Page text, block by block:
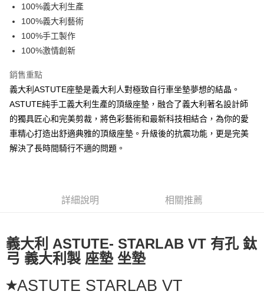
上海商業儲蓄銀行
國泰世華商業銀行
臺灣中小企業銀行
匯豐（台灣）商業銀行
聯邦商業銀行
元大商業銀行
台新國際商業銀行
中國信託商業銀行
台灣樂天信用卡公司
LINE Pay
Apple Pay
街口支付
悠遊付
Google Pay
全盈+PAY
大哥付你分期
相關說明
流程，驗證手機門號後，選擇欲分期的期數、繳款截止日，確認付款後即完
消。如遇「轉專審核」未通過狀況，表示未達大哥付你分期系統評分，恕無
法說明評估內容。
【繳款方式說明】
醒簡訊。
2.透過簡訊連結打開帳單後，可選擇「超商條碼／台灣大直營門市／銀行轉
【關於「AFTEE先享後付」】
１．簡單：不需註冊會員、不需綁卡、不需儲值。
２．便利：只要手機號碼，簡訊認證，即可結帳。
３．安心：先確認商品／服務後，再付款。
１．於結帳方式選擇「AFTEE先享後付」後，將跳轉至「AFTEE先享後付」
運送方式
全家取貨付款
100%義大利生產
100%義大利藝術
100%手工製作
100%激情創新
銷售重點
義大利ASTUTE座墊是義大利人對極致自行車坐墊夢想的結晶。
ASTUTE純手工義大利生產的頂級座墊，融合了義大利著名設計師
的獨具匠心和完美剪裁，將色彩藝術和最新科技相結合，為你的愛
車精心打造出舒適典雅的頂級座墊。升級後的抗震功能，更是完美
解決了長時間騎行不適的問題。
詳細說明 相關推薦
義大利 ASTUTE- STARLAB VT 有孔 鈦
弓 義大利製 座墊 坐墊
★ASTUTE STARLAB VT